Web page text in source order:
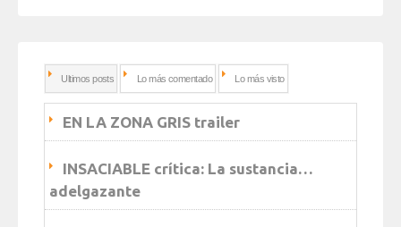
Ultimos posts Lo más comentado Lo más visto
EN LA ZONA GRIS trailer
INSACIABLE crítica: La sustancia…
adelgazante